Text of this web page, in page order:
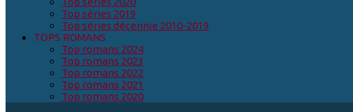
Top séries 2019
Top séries décennie 2010-2019
TOPS ROMANS
Top romans 2024
Top romans 2023
Top romans 2022
Top romans 2021
Top romans 2020